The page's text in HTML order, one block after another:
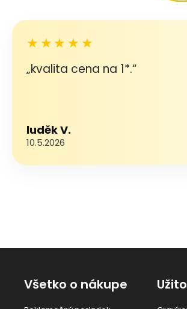
★★★★★
„kvalita cena na 1*.“
luděk V.
10.5.2026
Všetko o nákupe